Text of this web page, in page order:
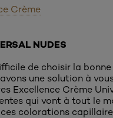
Crème
NUDES
de choisir la
une solution à
Excellence Crème
qui vont à tout le
colorations